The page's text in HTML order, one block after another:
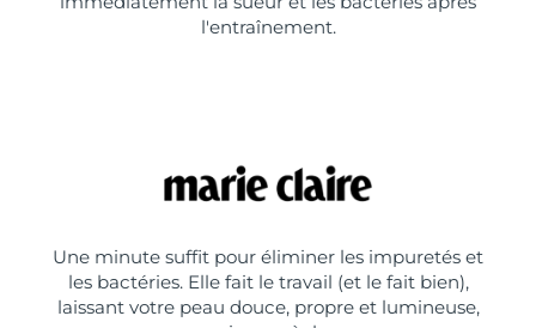
l'entraînement.
Une minute suffit pour éliminer les impuretés et
les bactéries. Elle fait le travail (et le fait bien),
laissant votre peau douce, propre et lumineuse,